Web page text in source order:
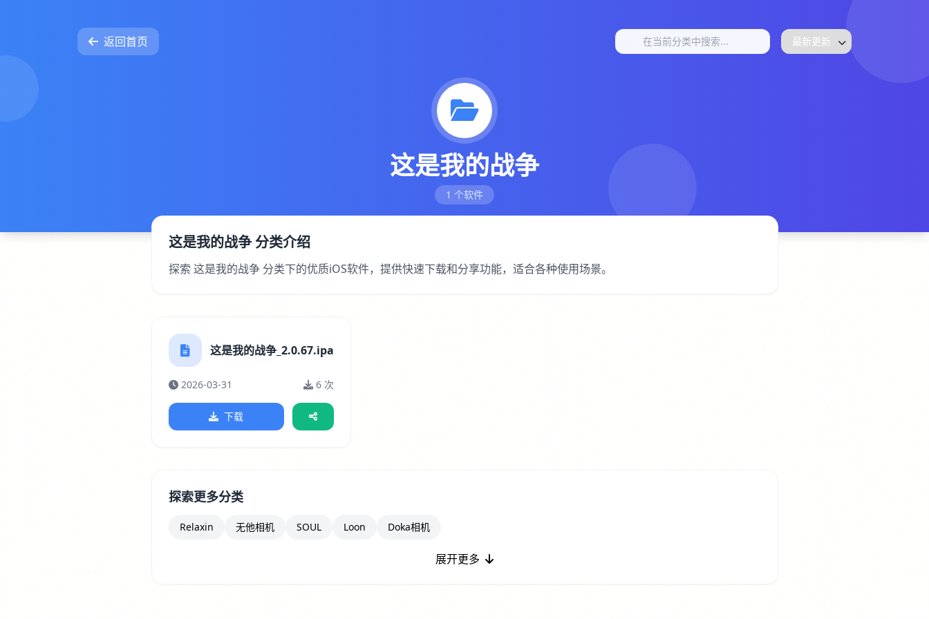
返回首页
这是我的战争
1 个软件
这是我的战争 分类介绍
探索 这是我的战争 分类下的优质iOS软件，提供快速下载和分享功能，适合各种使用场景。
这是我的战争_2.0.67.ipa
2026-03-31 6 次
下载
探索更多分类
Relaxin 无他相机 SOUL Loon Doka相机
展开更多